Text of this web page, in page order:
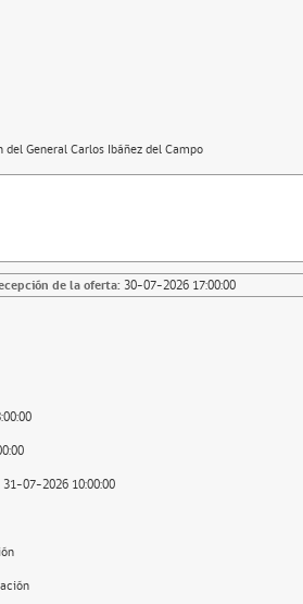
del General Carlos Ibáñez del Campo
de la oferta: 30-07-2026 17:00:00
31-07-2026 10:00:00